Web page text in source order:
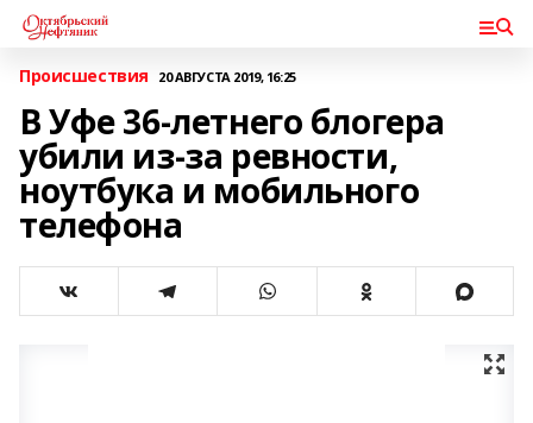
Происшествия 20 АВГУСТА 2019, 16:25
В Уфе 36-летнего блогера
убили из-за ревности,
ноутбука и мобильного
телефона